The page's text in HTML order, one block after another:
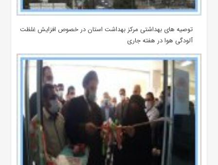
توصیه های بهداشتی مرکز بهداشت استان در خصوص افزایش غلظت
آلودگی هوا در هفته جاری